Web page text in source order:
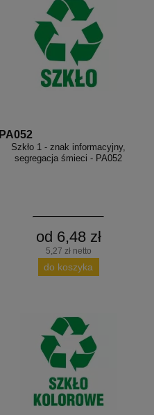
PA052
Szkło 1 - znak informacyjny,
segregacja śmieci - PA052
od 6,48 zł
5,27 zł netto
do koszyka